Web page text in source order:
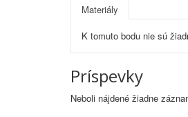
Materiály
K tomuto bodu nie sú
Príspevky
Neboli nájdené žiadne